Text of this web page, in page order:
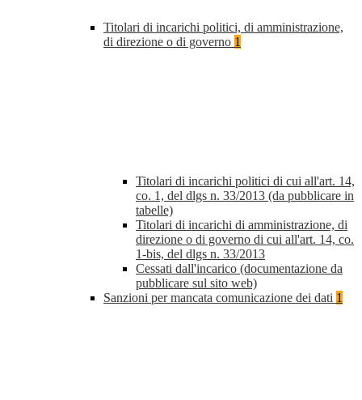
Titolari di incarichi politici, di amministrazione,
di direzione o di governo 1
Titolari di incarichi politici di cui all'art. 14,
co. 1, del dlgs n. 33/2013 (da pubblicare in
tabelle)
Titolari di incarichi di amministrazione, di
direzione o di governo di cui all'art. 14, co.
1-bis, del dlgs n. 33/2013
Cessati dall'incarico (documentazione da
pubblicare sul sito web)
Sanzioni per mancata comunicazione dei dati 1